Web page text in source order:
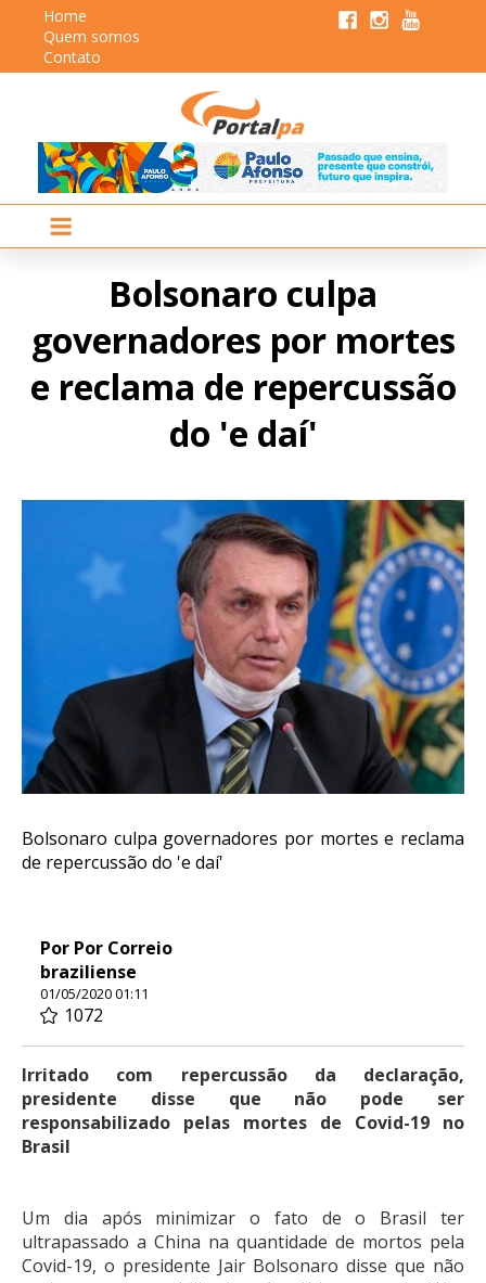
Home
Quem somos
Contato
Bolsonaro culpa
governadores por mortes
e reclama de repercussão
do 'e daí'
Bolsonaro culpa governadores por mortes e reclama
de repercussão do 'e daí'
Por Por Correio
braziliense
01/05/2020 01:11
1072
Irritado com repercussão da declaração,
presidente disse que não pode ser
responsabilizado pelas mortes de Covid-19 no
Brasil
Um dia após minimizar o fato de o Brasil ter
ultrapassado a China na quantidade de mortos pela
Covid-19, o presidente Jair Bolsonaro disse que não